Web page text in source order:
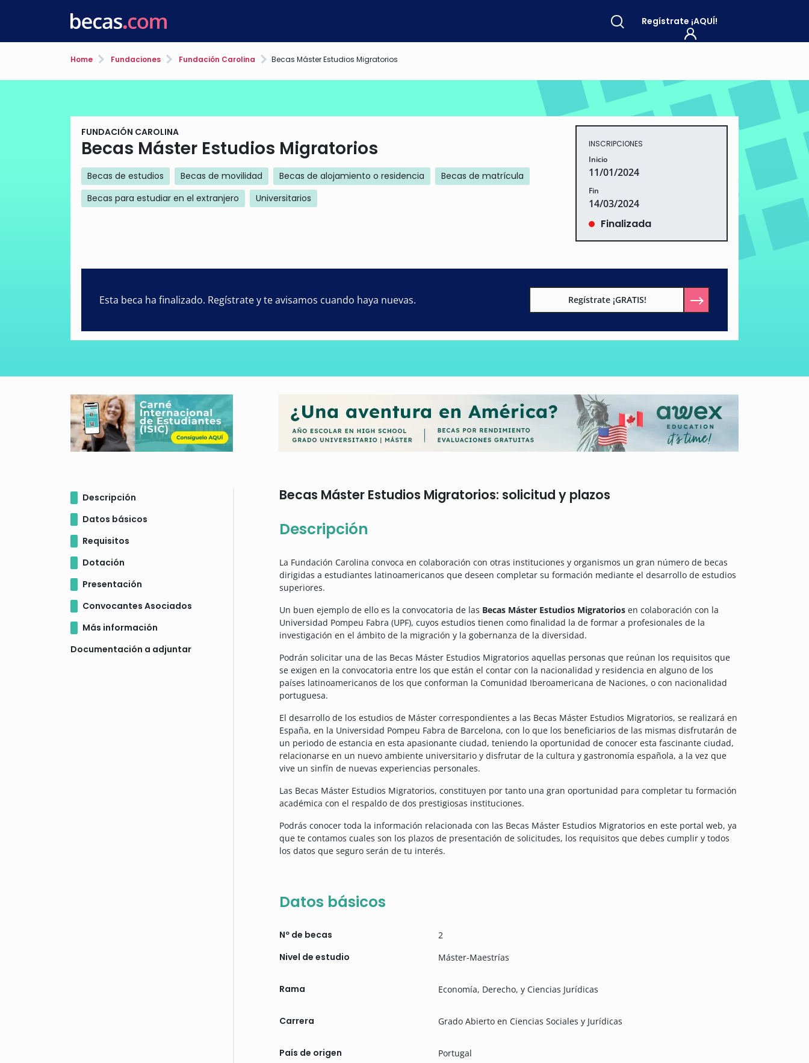
Regístrate ¡AQUÍ!
Home Fundaciones Fundación Carolina Becas Máster Estudios Migratorios
FUNDACIÓN CAROLINA
Becas Máster Estudios Migratorios
Becas de estudios Becas de movilidad Becas de alojamiento o residencia
Becas de matrícula
Becas para estudiar en el extranjero
Universitarios
INSCRIPCIONES
Inicio
11/01/2024
Fin
14/03/2024
Finalizada
Esta beca ha finalizado. Regístrate y te avisamos cuando haya nuevas. Regístrate ¡GRATIS!
Descripción
Datos básicos
Requisitos
Dotación
Presentación
Convocantes Asociados
Más información
Documentación a adjuntar
Becas Máster Estudios Migratorios: solicitud y plazos
Descripción
La Fundación Carolina convoca en colaboración con otras instituciones y organismos un gran número de becas
dirigidas a estudiantes latinoamericanos que deseen completar su formación mediante el desarrollo de estudios
superiores.
Un buen ejemplo de ello es la convocatoria de las Becas Máster Estudios Migratorios en colaboración con la
Universidad Pompeu Fabra (UPF), cuyos estudios tienen como finalidad la de formar a profesionales de la
investigación en el ámbito de la migración y la gobernanza de la diversidad.
Podrán solicitar una de las Becas Máster Estudios Migratorios aquellas personas que reúnan los requisitos que
se exigen en la convocatoria entre los que están el contar con la nacionalidad y residencia en alguno de los
países latinoamericanos de los que conforman la Comunidad Iberoamericana de Naciones, o con nacionalidad
portuguesa.
El desarrollo de los estudios de Máster correspondientes a las Becas Máster Estudios Migratorios, se realizará en
España, en la Universidad Pompeu Fabra de Barcelona, con lo que los beneficiarios de las mismas disfrutarán de
un periodo de estancia en esta apasionante ciudad, teniendo la oportunidad de conocer esta fascinante ciudad,
relacionarse en un nuevo ambiente universitario y disfrutar de la cultura y gastronomía española, a la vez que
vive un sinfín de nuevas experiencias personales.
Las Becas Máster Estudios Migratorios, constituyen por tanto una gran oportunidad para completar tu formación
académica con el respaldo de dos prestigiosas instituciones.
Podrás conocer toda la información relacionada con las Becas Máster Estudios Migratorios en este portal web, ya
que te contamos cuales son los plazos de presentación de solicitudes, los requisitos que debes cumplir y todos
los datos que seguro serán de tu interés.
Datos básicos
Nº de becas 2
Nivel de estudio Máster-Maestrías
Rama Economía, Derecho, y Ciencias Jurídicas
Carrera Grado Abierto en Ciencias Sociales y Jurídicas
País de origen
Portugal